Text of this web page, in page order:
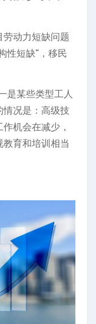
劳动力短缺问题
性短缺”，移民
是某些类型工人
情况是：高级技
机会在减少，
教育和培训相当